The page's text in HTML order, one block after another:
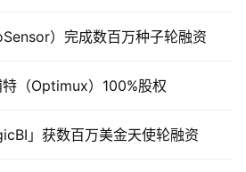
）完成数百万种子轮融资
（Optimux）100%股权
」获数百万美金天使轮融资